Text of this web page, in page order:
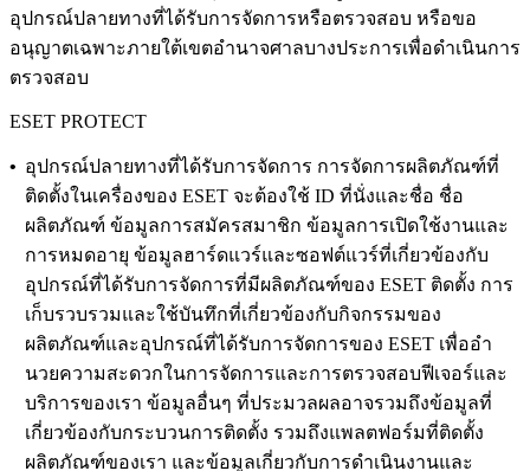
อุปกรณ์ปลายทางที่ได้รับการจัดการหรือตรวจสอบ หรือขอ
อนุญาตเฉพาะภายใต้เขตอํานาจศาลบางประการเพื่อดําเนินการ
ตรวจสอบ
ESET PROTECT
• อุปกรณ์ปลายทางที่ได้รับการจัดการ การจัดการผลิตภัณฑ์ที่
ติดตั้งในเครื่องของ ESET จะต้องใช้ ID ที่นั่งและชื่อ ชื่อ
ผลิตภัณฑ์ ข้อมูลการสมัครสมาชิก ข้อมูลการเปิดใช้งานและ
การหมดอายุ ข้อมูลฮาร์ดแวร์และซอฟต์แวร์ที่เกี่ยวข้องกับ
อุปกรณ์ที่ได้รับการจัดการที่มีผลิตภัณฑ์ของ ESET ติดตั้ง การ
เก็บรวบรวมและใช้บันทึกที่เกี่ยวข้องกับกิจกรรมของ
ผลิตภัณฑ์และอุปกรณ์ที่ได้รับการจัดการของ ESET เพื่ออํา
นวยความสะดวกในการจัดการและการตรวจสอบฟีเจอร์และ
บริการของเรา ข้อมูลอื่นๆ ที่ประมวลผลอาจรวมถึงข้อมูลที่
เกี่ยวข้องกับกระบวนการติดตั้ง รวมถึงแพลตฟอร์มที่ติดตั้ง
ผลิตภัณฑ์ของเรา และข้อมูลเกี่ยวกับการดําเนินงานและ